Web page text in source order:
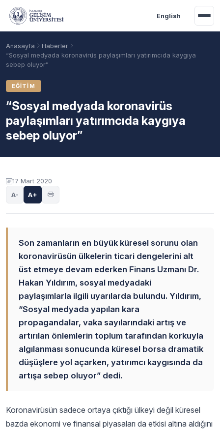
Ana içeriğe geç
English
Anasayfa
Haberler
“Sosyal medyada koronavirüs paylaşımları yatırımcıda kaygıya
sebep oluyor”
EĞITIM
“Sosyal medyada koronavirüs
paylaşımları yatırımcıda kaygıya
sebep oluyor”
17 Mart 2020
A- A+
Son zamanların en büyük küresel sorunu olan
koronavirüsün ülkelerin ticari dengelerini alt
üst etmeye devam ederken Finans Uzmanı Dr.
Hakan Yıldırım, sosyal medyadaki
paylaşımlarla ilgili uyarılarda bulundu. Yıldırım,
“Sosyal medyada yapılan kara
propagandalar, vaka sayılarındaki artış ve
artırılan önlemlerin toplum tarafından korkuyla
algılanması sonucunda küresel borsa dramatik
düşüşlere yol açarken, yatırımcı kaygısında da
artışa sebep oluyor” dedi.
Koronavirüsün sadece ortaya çıktığı ülkeyi değil küresel
bazda ekonomi ve finansal piyasaları da etkisi altına aldığını